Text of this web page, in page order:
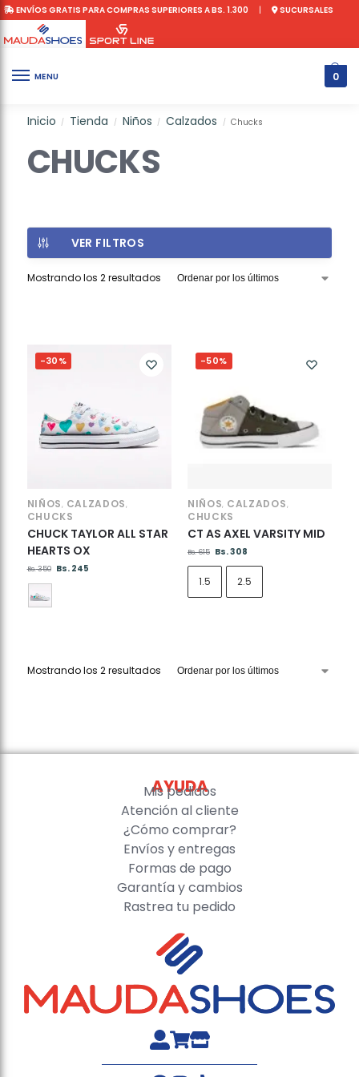
ENVÍOS GRATIS PARA COMPRAS SUPERIORES A BS. 1.300 | SUCURSALES
MENU 0
Inicio / Tienda / Niños / Calzados / Chucks
CHUCKS
VER FILTROS
Mostrando los 2 resultados
-30%
NIÑOS, CALZADOS,
CHUCKS
CHUCK TAYLOR ALL STAR
HEARTS OX
Bs.350 Bs. 245
-50%
NIÑOS, CALZADOS,
CHUCKS
CT AS AXEL VARSITY MID
Bs.615 Bs.308
1.5 2.5
Mostrando los 2 resultados
AYUDA
Mis pedidos
Atención al cliente
¿Cómo comprar?
Envíos y entregas
Formas de pago
Garantía y cambios
Rastrea tu pedido